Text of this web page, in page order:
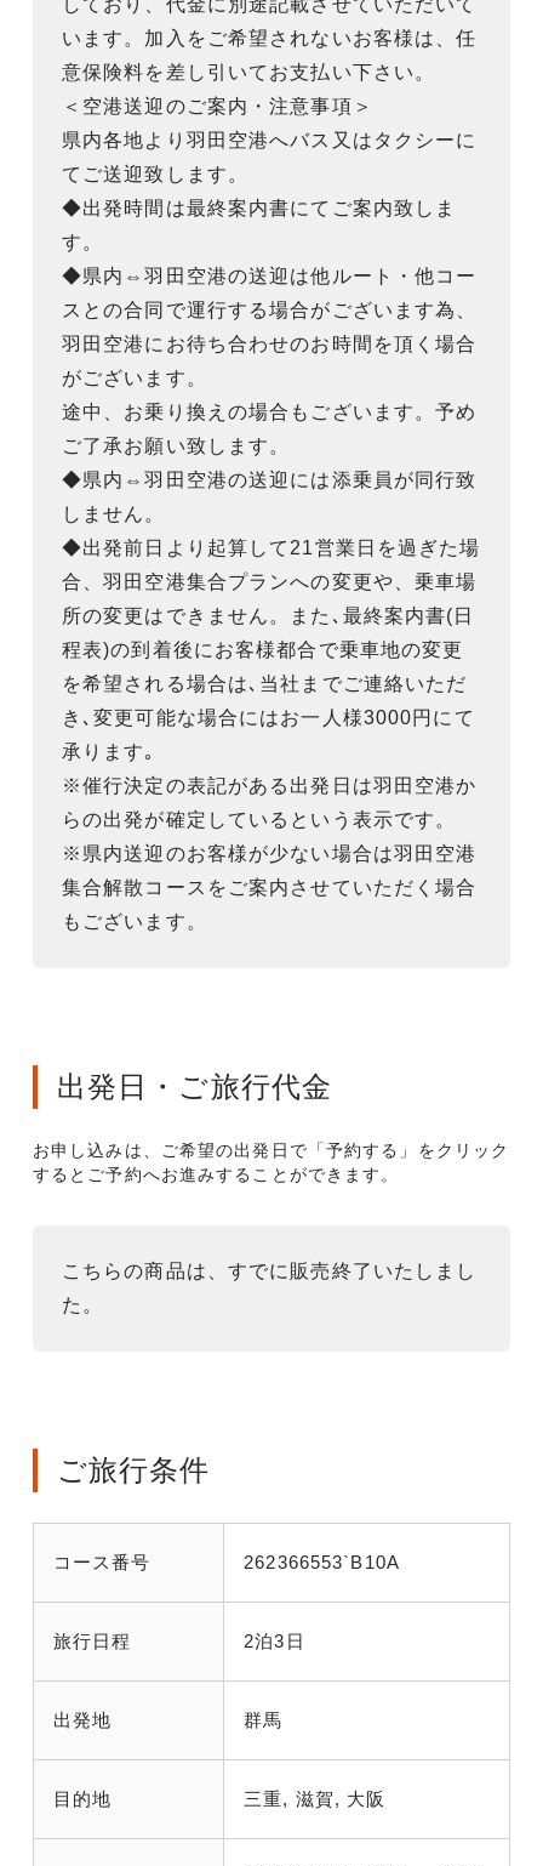
しており、代金に別途記載させていただいて
います。加入をご希望されないお客様は、任
意保険料を差し引いてお支払い下さい。
＜空港送迎のご案内・注意事項＞
県内各地より羽田空港へバス又はタクシーに
てご送迎致します。
◆出発時間は最終案内書にてご案内致しま
す。
◆県内⇔羽田空港の送迎は他ルート・他コー
スとの合同で運行する場合がございます為、
羽田空港にお待ち合わせのお時間を頂く場合
がございます。
途中、お乗り換えの場合もございます。予め
ご了承お願い致します。
◆県内⇔羽田空港の送迎には添乗員が同行致
しません。
◆出発前日より起算して21営業日を過ぎた場
合、羽田空港集合プランへの変更や、乗車場
所の変更はできません。また､最終案内書(日
程表)の到着後にお客様都合で乗車地の変更
を希望される場合は､当社までご連絡いただ
き､変更可能な場合にはお一人様3000円にて
承ります｡
※催行決定の表記がある出発日は羽田空港か
らの出発が確定しているという表示です。
※県内送迎のお客様が少ない場合は羽田空港
集合解散コースをご案内させていただく場合
もございます。
出発日・ご旅行代金
お申し込みは、ご希望の出発日で「予約する」をクリック
するとご予約へお進みすることができます。
こちらの商品は、すでに販売終了いたしまし
た。
ご旅行条件
コース番号 262366553`B10A
旅行日程 2泊3日
出発地 群馬
目的地 三重, 滋賀, 大阪